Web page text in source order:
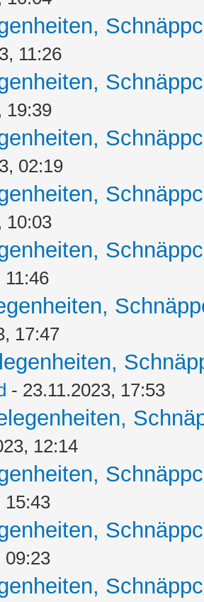
11:26
19:39
02:19
10:03
11:46
17:47
- 23.11.2023, 17:53
12:14
15:43
09:23